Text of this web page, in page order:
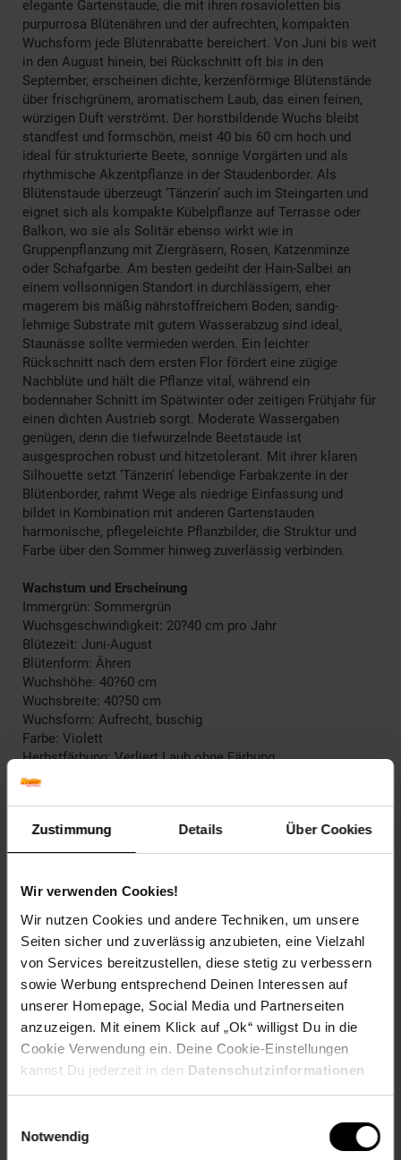
Zustimmung Details Über Cookies
Wir verwenden Cookies!
Wir nutzen Cookies und andere Techniken, um unsere
Seiten sicher und zuverlässig anzubieten, eine Vielzahl
von Services bereitzustellen, diese stetig zu verbessern
sowie Werbung entsprechend Deinen Interessen auf
unserer Homepage, Social Media und Partnerseiten
anzuzeigen. Mit einem Klick auf „Ok“ willigst Du in die
Cookie Verwendung ein. Deine Cookie-Einstellungen
kannst Du jederzeit in den Datenschutzinformationen
ändern bzw. widerrufen.
Notwendig
elegante Gartenstaude, die mit ihren rosavioletten bis
purpurrosa Blütenähren und der aufrechten, kompakten
Wuchsform jede Blütenrabatte bereichert. Von Juni bis weit
in den August hinein, bei Rückschnitt oft bis in den
September, erscheinen dichte, kerzenförmige Blütenstände
über frischgrünem, aromatischem Laub, das einen feinen,
würzigen Duft verströmt. Der horstbildende Wuchs bleibt
standfest und formschön, meist 40 bis 60 cm hoch und
ideal für strukturierte Beete, sonnige Vorgärten und als
rhythmische Akzentpflanze in der Staudenborder. Als
Blütenstaude überzeugt ‘Tänzerin’ auch im Steingarten und
eignet sich als kompakte Kübelpflanze auf Terrasse oder
Balkon, wo sie als Solitär ebenso wirkt wie in
Gruppenpflanzung mit Ziergräsern, Rosen, Katzenminze
oder Schafgarbe. Am besten gedeiht der Hain-Salbei an
einem vollsonnigen Standort in durchlässigem, eher
magerem bis mäßig nährstoffreichem Boden; sandig-
lehmige Substrate mit gutem Wasserabzug sind ideal,
Staunässe sollte vermieden werden. Ein leichter
Rückschnitt nach dem ersten Flor fördert eine zügige
Nachblüte und hält die Pflanze vital, während ein
bodennaher Schnitt im Spätwinter oder zeitigen Frühjahr für
einen dichten Austrieb sorgt. Moderate Wassergaben
genügen, denn die tiefwurzelnde Beetstaude ist
ausgesprochen robust und hitzetolerant. Mit ihrer klaren
Silhouette setzt ‘Tänzerin’ lebendige Farbakzente in der
Blütenborder, rahmt Wege als niedrige Einfassung und
bildet in Kombination mit anderen Gartenstauden
harmonische, pflegeleichte Pflanzbilder, die Struktur und
Farbe über den Sommer hinweg zuverlässig verbinden.
Wachstum und Erscheinung
Immergrün: Sommergrün
Wuchsgeschwindigkeit: 20?40 cm pro Jahr
Blütezeit: Juni-August
Blütenform: Ähren
Wuchshöhe: 40?60 cm
Wuchsbreite: 40?50 cm
Wuchsform: Aufrecht, buschig
Farbe: Violett
Herbstfärbung: Verliert Laub ohne Färbung
Blütenfarbe: Violett
Frucht: Keine Frucht
Standortempfehlung: Sonnig, durchlässig
Lichtbedarf: Sonnig
Wasserbedarf: Mittel
Rückschnitt: Rückschnitt im Frühjahr
Schnittverträglichkeit: Sehr gut
Bodenansprüche: durchlässig, nährstoffreich, humos
Nährstoffgehalt: Mittel
Frosthärte: bis -28 °C
Verwendung: In Klein- und Vorgärten,Im Rosengarten,Im
Duftgarten,Im Staudenbeet,Bienenweide, Staudenbeet,
Kübelpflanze, Schnittblume, Steingarten.
Eigenschaften